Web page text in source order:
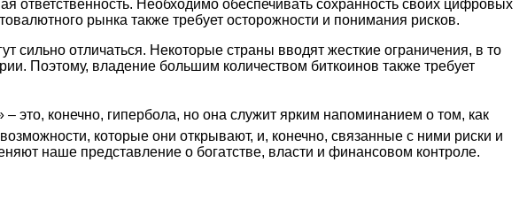
ответственность. Необходимо обеспечивать сохранность своих цифровых
рынка также требует осторожности и понимания рисков.
сильно отличаться. Некоторые страны вводят жесткие ограничения, в то
Поэтому, владение большим количеством биткоинов также требует
это, конечно, гипербола, но она служит ярким напоминанием о том, как
которые они открывают, и, конечно, связанные с ними риски и
наше представление о богатстве, власти и финансовом контроле.